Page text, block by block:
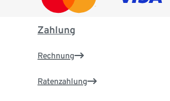
Zahlung
Rechnung
Ratenzahlung